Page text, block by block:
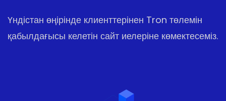
Үндістан өңірінде клиенттерінен Tron төлемін
қабылдағысы келетін сайт иелеріне көмектесеміз.